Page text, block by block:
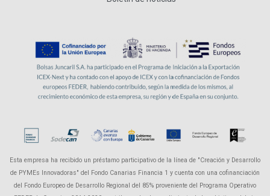
Esta empresa ha recibido un préstamo participativo de la línea de "Creación y Desarrollo
de PYMEs Innovadoras" del Fondo Canarias Financia 1 y cuenta con una cofinanciación
del Fondo Europeo de Desarrollo Regional del 85% proveniente del Programa Operativo